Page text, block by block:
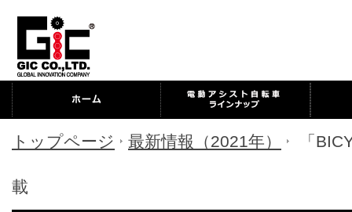
トップページ 最新情報（2021年） 「
載